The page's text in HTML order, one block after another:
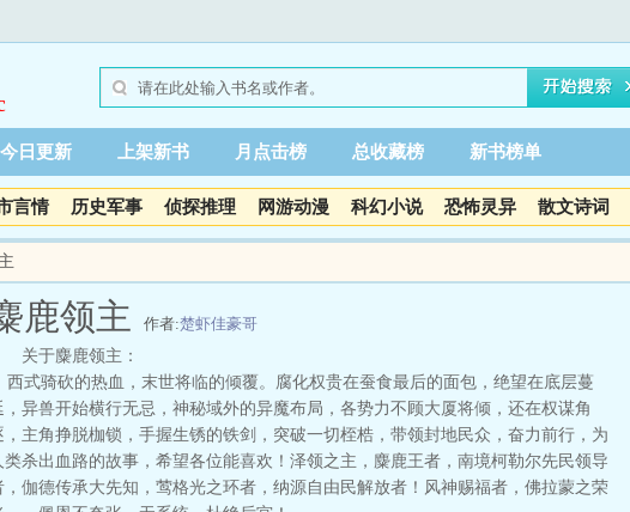
今日更新 上架新书 月点击榜 总收藏榜 新书榜单
言情 历史军事 侦探推理 网游动漫 科幻小说 恐怖灵异 散文诗词
鹿领主 作者:楚虾佳豪哥
关于麋鹿领主：
式骑砍的热血，末世将临的倾覆。腐化权贵在蚕食最后的面包，绝望在底层蔓
，异兽开始横行无忌，神秘域外的异魔布局，各势力不顾大厦将倾，还在权谋角
，主角挣脱枷锁，手握生锈的铁剑，突破一切桎梏，带领封地民众，奋力前行，为
类杀出血路的故事，希望各位能喜欢！泽领之主，麋鹿王者，南境柯勒尔先民领导
，伽德传承大先知，莺格光之环者，纳源自由民解放者！风神赐福者，佛拉蒙之荣